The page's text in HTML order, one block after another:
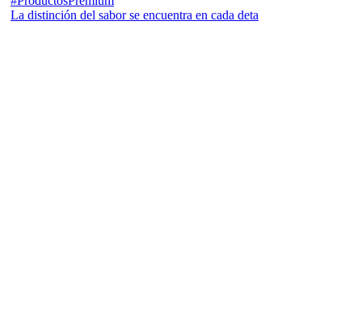
La distinción del sabor se encuentra en cada deta